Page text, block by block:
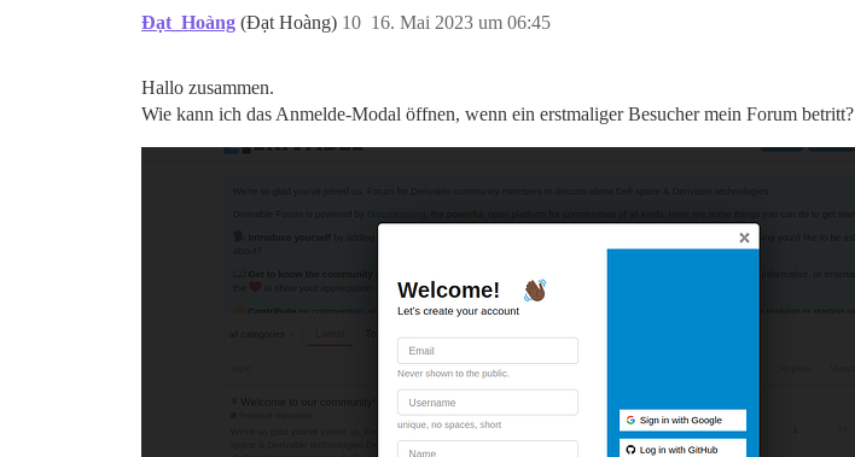
Đạt_Hoàng (Đạt Hoàng) 16. Mai 2023 um 06:45
10
Hallo zusammen.
Wie kann ich das Anmelde-Modal öffnen, wenn ein erstmaliger Besucher mein Forum betritt?